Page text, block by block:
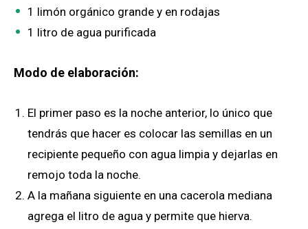
1 limón orgánico grande y en rodajas
1 litro de agua purificada
Modo de elaboración:
El primer paso es la noche anterior, lo único que
tendrás que hacer es colocar las semillas en un
recipiente pequeño con agua limpia y dejarlas en
remojo toda la noche.
A la mañana siguiente en una cacerola mediana
agrega el litro de agua y permite que hierva.